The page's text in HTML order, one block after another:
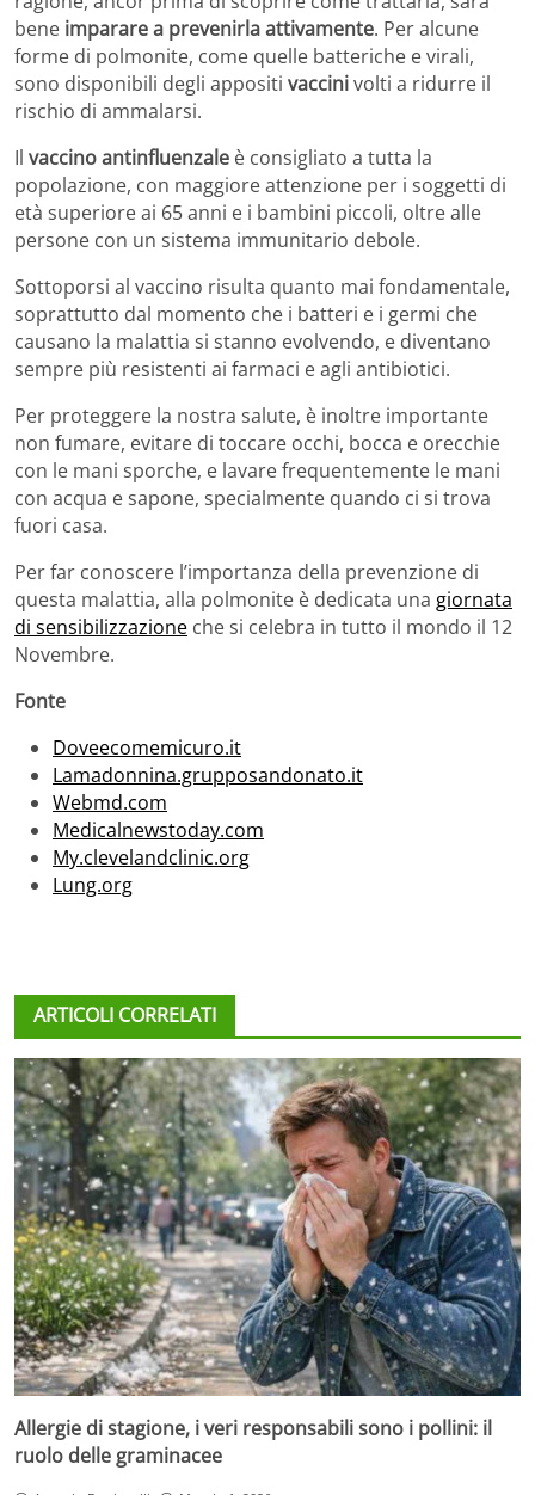
bene imparare a prevenirla attivamente. Per alcune
forme di polmonite, come quelle batteriche e virali,
sono disponibili degli appositi vaccinivolti a ridurre il
rischio di ammalarsi.
Il vaccino antinfluenzale è consigliato a tutta la
popolazione, con maggiore attenzione per i soggetti di
età superiore ai 65 anni e i bambini piccoli, oltre alle
persone con un sistema immunitario debole.
Sottoporsi al vaccino risulta quanto mai fondamentale,
soprattutto dal momento che i batteri e i germi che
causano la malattia si stanno evolvendo, e diventano
sempre più resistenti ai farmaci e agli antibiotici.
Per proteggere la nostra salute, è inoltre importante
non fumare, evitare di toccare occhi, bocca e orecchie
con le mani sporche, e lavare frequentemente le mani
con acqua e sapone, specialmente quando ci si trova
fuori casa.
Per far conoscere l’importanza della prevenzione di
questa malattia, alla polmonite è dedicata una giornata
di sensibilizzazione che si celebra in tutto il mondo il 12
Novembre.
Fonte
Doveecomemicuro.it
Lamadonnina.grupposandonato.it
Webmd.com
Medicalnewstoday.com
My.clevelandclinic.org
Lung.org
ARTICOLI CORRELATI
Allergie di stagione, i veri responsabili sono i pollini: il
ruolo delle graminacee